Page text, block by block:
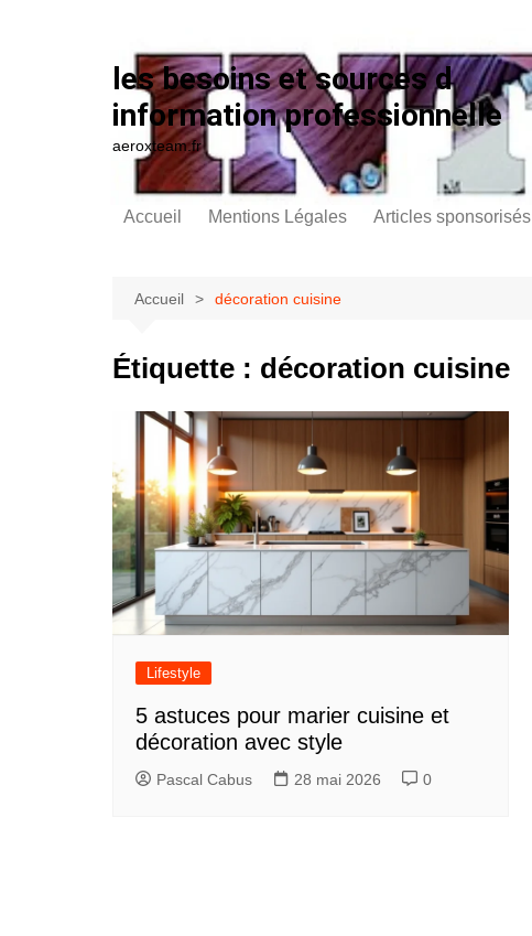
les besoins et sources d
information professionnelle
aeroxteam.fr
Accueil Mentions Légales Articles sponsorisés
Accueil décoration cuisine
Étiquette : décoration cuisine
Lifestyle
5 astuces pour marier cuisine et
décoration avec style
Pascal Cabus 28 mai 2026 0